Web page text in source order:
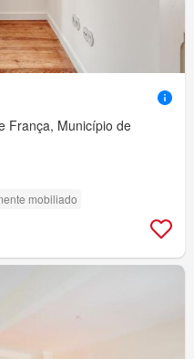
França, Município de
mobiliado